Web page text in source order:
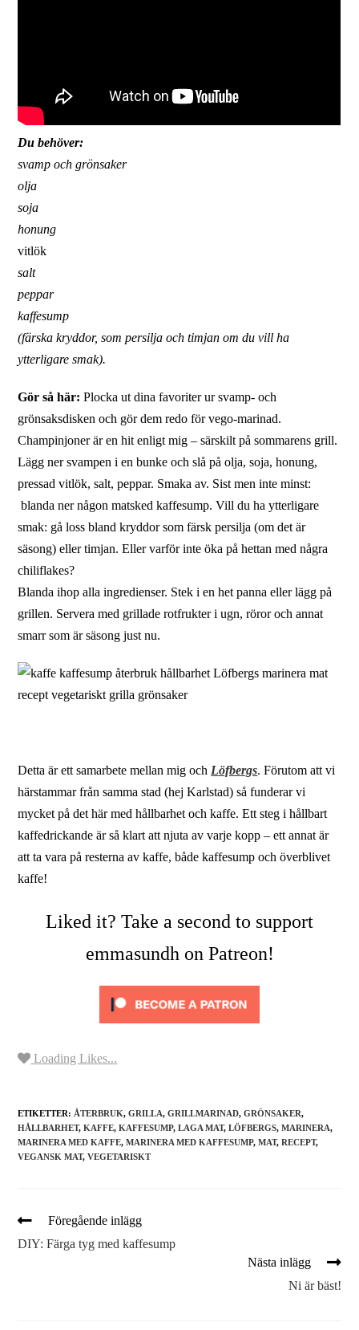
Du behöver:
svamp och grönsaker
olja
soja
honung
vitlök
salt
peppar
kaffesump
(färska kryddor, som persilja och timjan om du vill ha
ytterligare smak).
Gör så här: Plocka ut dina favoriter ur svamp- och
grönsaksdisken och gör dem redo för vego-marinad.
Champinjoner är en hit enligt mig – särskilt på sommarens grill.
Lägg ner svampen i en bunke och slå på olja, soja, honung,
pressad vitlök, salt, peppar. Smaka av. Sist men inte minst:
blanda ner någon matsked kaffesump. Vill du ha ytterligare
smak: gå loss bland kryddor som färsk persilja (om det är
säsong) eller timjan. Eller varför inte öka på hettan med några
chiliflakes?
Blanda ihop alla ingredienser. Stek i en het panna eller lägg på
grillen. Servera med grillade rotfrukter i ugn, röror och annat
smarr som är säsong just nu.
Detta är ett samarbete mellan mig och Löfbergs. Förutom att vi
härstammar från samma stad (hej Karlstad) så funderar vi
mycket på det här med hållbarhet och kaffe. Ett steg i hållbart
kaffedrickande är så klart att njuta av varje kopp – ett annat är
att ta vara på resterna av kaffe, både kaffesump och överblivet
kaffe!
Liked it? Take a second to support
emmasundh on Patreon!
Loading Likes...
ETIKETTER: ÅTERBRUK, GRILLA, GRILLMARINAD, GRÖNSAKER,
HÅLLBARHET, KAFFE, KAFFESUMP, LAGA MAT, LÖFBERGS, MARINERA,
MARINERA MED KAFFE, MARINERA MED KAFFESUMP, MAT, RECEPT,
VEGANSK MAT, VEGETARISKT
Föregående inlägg
DIY: Färga tyg med kaffesump
Nästa inlägg
Ni är bäst!